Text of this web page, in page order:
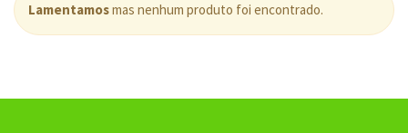
Lamentamosmas nenhum produto foi encontrado.